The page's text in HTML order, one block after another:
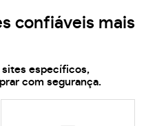
confiáveis mais
sites específicos,
com segurança.